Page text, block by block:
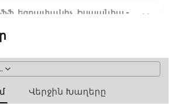
օֆֆ, եզրափակիչ. Իսպանիա -